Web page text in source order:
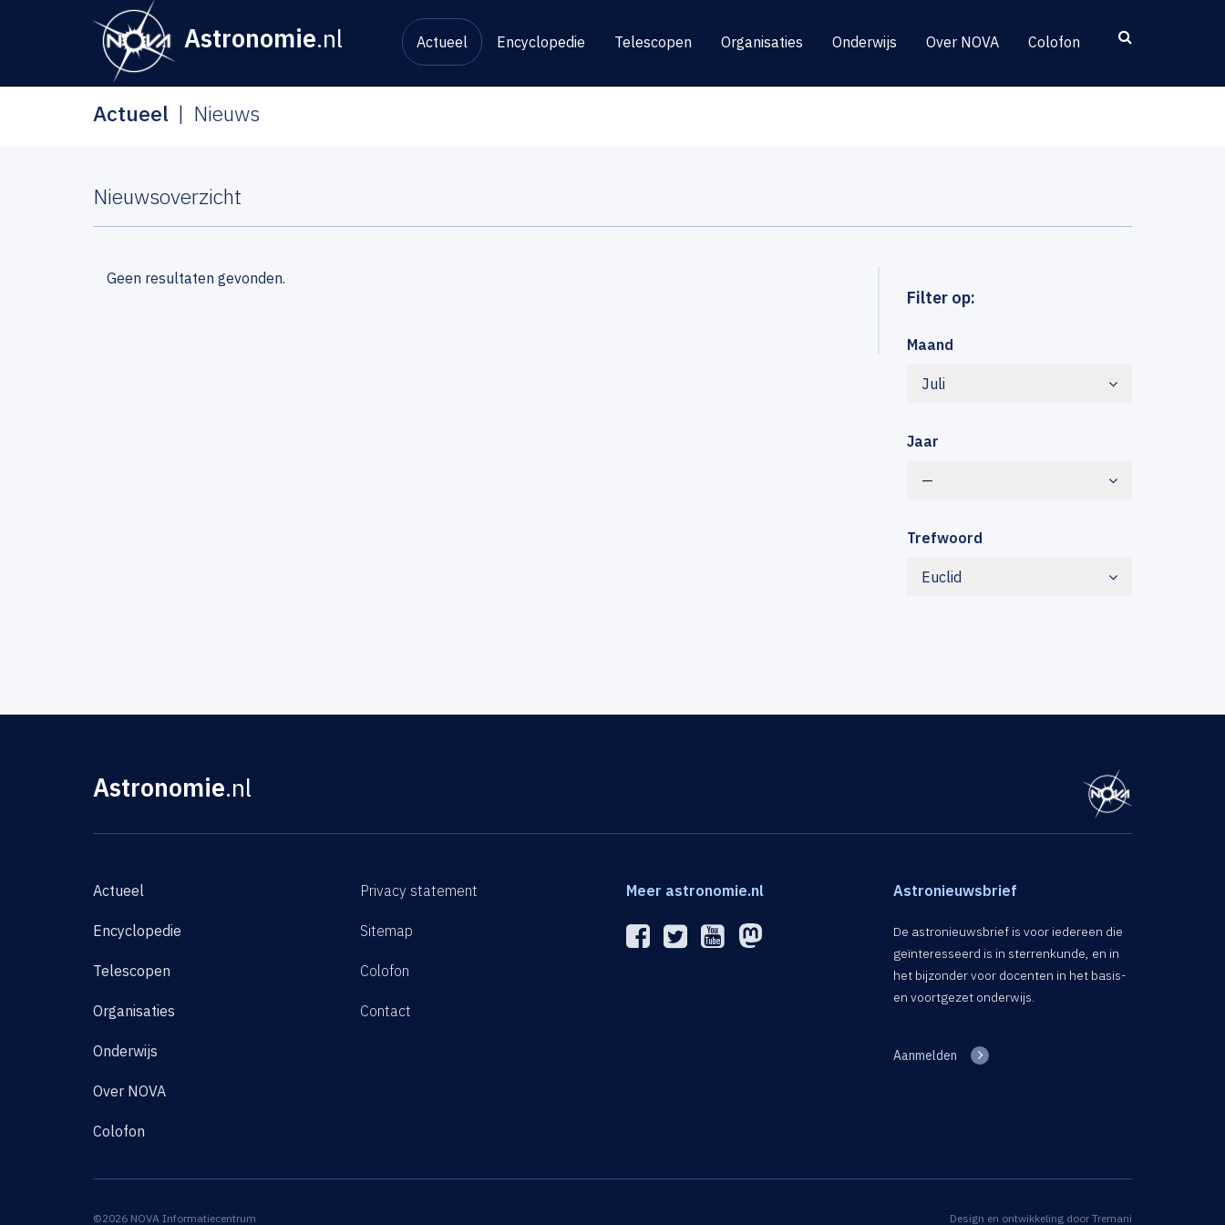
Astronomie.nl Actueel Encyclopedie Telescopen Organisaties Onderwijs Over NOVA Colofon
Actueel Nieuws
Nieuwsoverzicht
Filter op:
Maand
Juli
Jaar
—
Trefwoord
Euclid
Geen resultaten gevonden.
Astronomie.nl
Actueel
Encyclopedie
Telescopen
Organisaties
Onderwijs
Over NOVA
Colofon
Privacy statement
Sitemap
Colofon
Contact
Meer astronomie.nl Astronieuwsbrief
De astronieuwsbrief is voor iedereen die
geïnteresseerd is in sterrenkunde, en in
het bijzonder voor docenten in het basis-
en voortgezet onderwijs.
Aanmelden
©2026 NOVA Informatiecentrum Design en ontwikkeling door Tremani